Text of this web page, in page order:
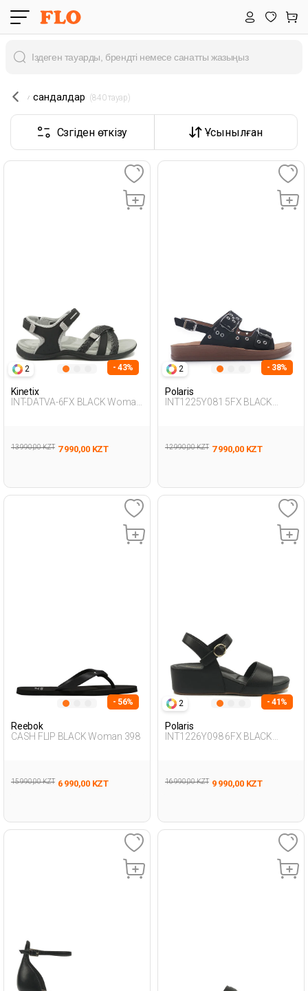
сандалдар (840 тауар)
Сүзгіден өткізу Ұсынылған
2 - 43%
Kinetix
INT-DATVA-6FX BLACK Woman
13 990,00 KZT 7 990,00 KZT
2 - 38%
Polaris
INT1225Y081 5FX BLACK
12 990,00 KZT 7 990,00 KZT
- 56%
Reebok
CASH FLIP BLACK Woman 398
15 990,00 KZT 6 990,00 KZT
2 - 41%
Polaris
INT1226Y098 6FX BLACK
16 990,00 KZT 9 990,00 KZT